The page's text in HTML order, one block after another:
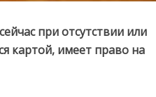
при отсутствии или
картой, имеет право на